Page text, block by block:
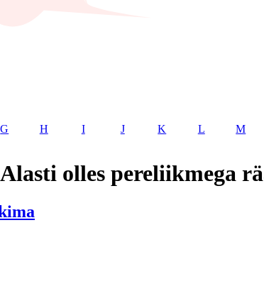
G H I J K L M
olles pereliikmega